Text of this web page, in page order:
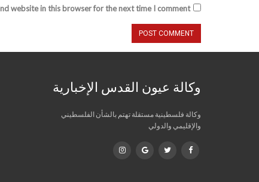
website in this browser for the next time I comment.
وكالة عيون القدس الإخبارية
وكالة فلسطينية مستقلة تهتم بالشأن الفلسطيني
والإقليمي والدولي